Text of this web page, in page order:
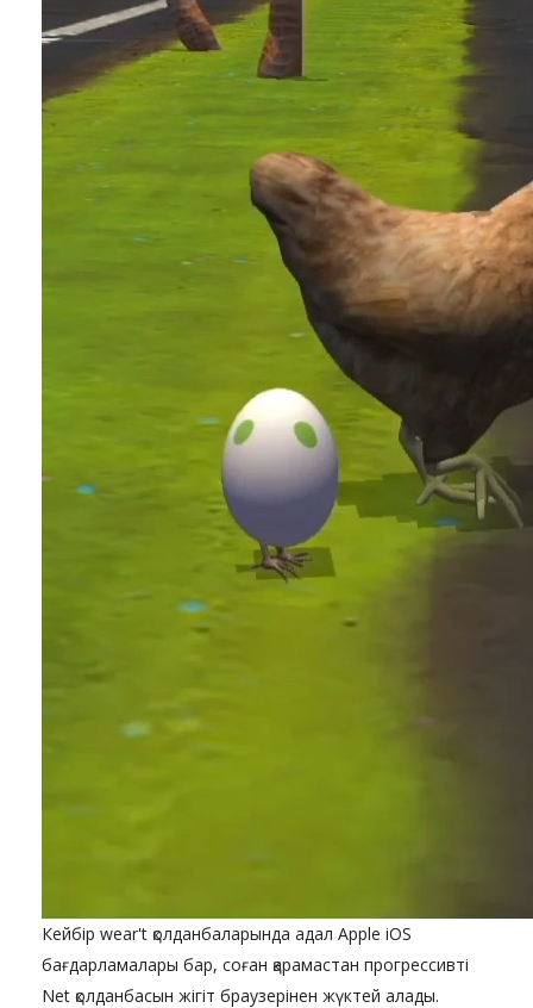
Кейбір wear't қолданбаларында адал Apple iOS
бағдарламалары бар, соған қарамастан прогрессивті
Net қолданбасын жігіт браузерінен жүктей алады.